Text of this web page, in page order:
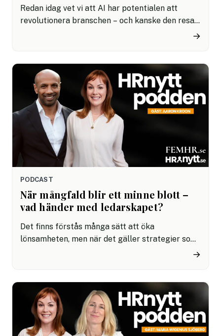
Redan idag vet vi att AI har potentialen att
revolutionera branschen – och kanske den resan
hur vi kan utnyttja verktyget för att ge oss det vi
vill ha och behöver.
→
PODCAST
När mångfald blir ett minne blott –
vad händer med ledarskapet?
Det finns förstås många sätt att öka
lönsamheten, men när det gäller strategier som
verkligen stärker företagets varumärke och gör
nämligen jämställdhet och inkludering. Men hur
kopplar man inkludering till affärsnytta, vad ger
det egentligen i siffror, vilken strategi är bäst –
och vad säger forskningen?
→